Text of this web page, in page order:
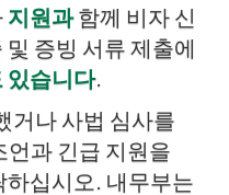
지원과함께 비자 신
증빙 서류 제출에
있습니다.
거나 사법 심사를
언과 긴급 지원을
하십시오. 내무부는